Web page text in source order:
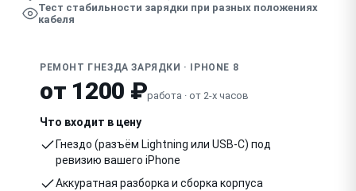
Тест стабильности зарядки при разных положениях
кабеля
РЕМОНТ ГНЕЗДА ЗАРЯДКИ · IPHONE 8
от 1200 ₽работа · от 2-х часов
Что входит в цену
Гнездо (разъём Lightning или USB-C) под
ревизию вашего iPhone
Аккуратная разборка и сборка корпуса